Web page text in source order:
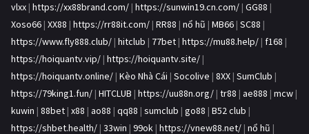
vlxx | https://xx88brand.com/ | https://sunwin19.cn.com/ | GG88 |
Xoso66 | XX88 | https://rr88it.com/ | RR88 | nổ hũ | MB66 | SC88 |
https://www.fly888.club/ | hitclub | 77bet | https://mu88.help/ | f168 |
https://hoiquantv.vip/ | https://hoiquantv.site/ |
https://hoiquantv.online/ | Kèo Nhà Cái | Socolive | 8XX | SumClub |
https://79king1.fun/ | HITCLUB | https://uu88n.org/ | tr88 | ae888 | mcw |
kuwin | 88bet | x88 | ao88 | qq88 | sumclub | go88 | B52 club |
https://shbet.health/ | 33win | 99ok | https://vnew88.net/ | nổ hũ |